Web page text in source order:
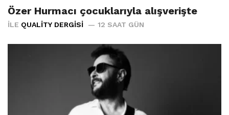
Özer Hurmacı çocuklarıyla alışverişte
İLE QUALITY DERGISI 12 SAAT GÜN